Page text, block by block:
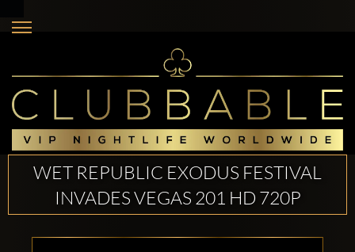
WET REPUBLIC EXODUS FESTIVAL
INVADES VEGAS 201 HD 720P